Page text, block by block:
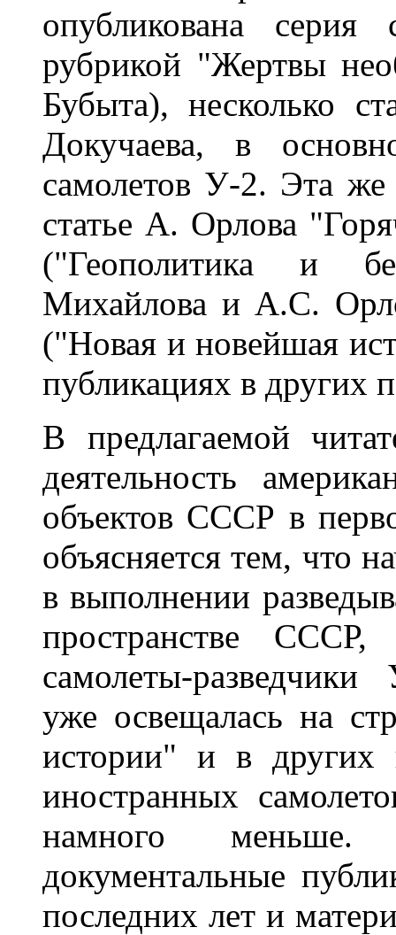
опубликована
рубрикой "Жертвы
Бубыта), несколько
Докучаева, в
самолетов У-2. Эта же
статье А. Орлова
("Геополитика и
Михайлова и А.С.
("Новая и новейшая
публикациях в других
В предлагаемой
деятельность
объектов СССР в
объясняется тем, что
в выполнении
пространстве
самолеты-
уже освещалась на
истории" и в других
иностранных
намного
документальные
последних лет и